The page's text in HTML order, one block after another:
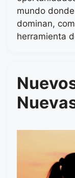
mundo
dominan,
herramienta